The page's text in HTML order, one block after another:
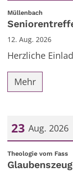
Datum: 12.
Müllenbach
12. Aug. 2026
Herzliche
Mehr
23 Aug. 2026
Datum: 23.
Theologie vom Fass: